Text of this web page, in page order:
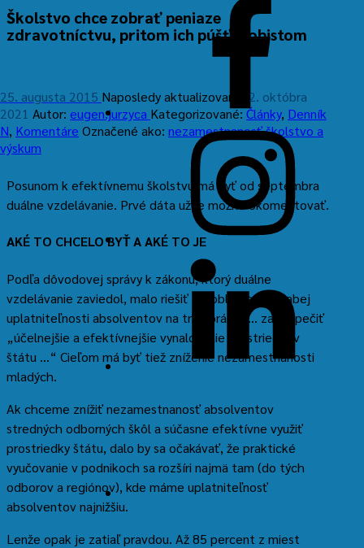
Instagram
TikTok
Školstvo chce zobrať peniaze
zdravotníctvu, pritom ich púšťa lobistom
25. augusta 2015 Naposledy aktualizované: 2. októbra
2021 Autor: eugen.jurzyca Kategorizované:Články, Denník
N, Komentáre Označené ako: nezamestnanosťškolstvo a
výskum
Posunom k efektívnemu školstvu má byť od septembra
duálne vzdelávanie. Prvé dáta už je možné okomentovať.
AKÉ TO CHCELO BYŤ A AKÉ TO JE
Podľa dôvodovej správy k zákonu, ktorý duálne
vzdelávanie zaviedol, malo riešiť „problematiku slabej
uplatniteľnosti absolventov na trhu práce“… zabezpečiť
„účelnejšie a efektívnejšie vynaloženie prostriedkov
štátu …“ Cieľom má byť tiež zníženie nezamestnanosti
mladých.
Ak chceme znížiť nezamestnanosť absolventov
stredných odborných škôl a súčasne efektívne využiť
prostriedky štátu, dalo by sa očakávať, že praktické
vyučovanie v podnikoch sa rozšíri najmä tam (do tých
odborov a regiónov), kde máme uplatniteľnosť
absolventov najnižšiu.
Lenže opak je zatiaľ pravdou. Až 85 percent z miest